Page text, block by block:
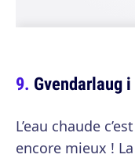
Gvendarlaug
L’eau chaude
encore mieux !